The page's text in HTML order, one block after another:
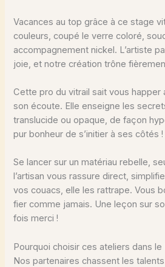
Vacances au top grâce à ce stage
couleurs, coupé le verre coloré,
accompagnement nickel. L’artiste
joie, et notre création trône
Cette pro du vitrail sait vous happer
son écoute. Elle enseigne les
translucide ou opaque, de façon
pur bonheur de s’initier à ses côtés !
Se lancer sur un matériau rebelle,
l’artisan vous rassure direct,
vos couacs, elle les rattrape. Vous
fier comme jamais. Une leçon sur
fois merci !
Pourquoi choisir ces ateliers dans
Nos partenaires chassent les